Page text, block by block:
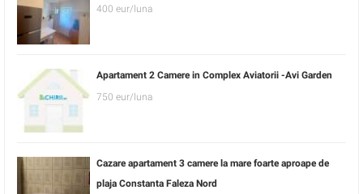
400 eur/luna
Apartament 2 Camere in Complex Aviatorii -Avi Garden
750 eur/luna
Cazare apartament 3 camere la mare foarte aproape de
plaja Constanta Faleza Nord